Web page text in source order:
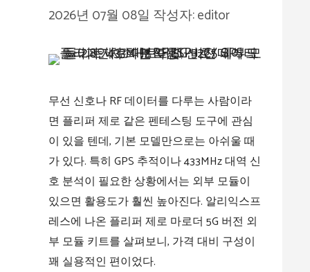
2026년 07월 08일 작성자:editor
무선 신호나 RF 데이터를 다루는 사람이라
면 플리퍼 제로 같은 펜테스팅 도구에 관심
이 있을 텐데, 기본 모델만으로는 아쉬울 때
가 있다. 특히 GPS 추적이나 433MHz 대역 신
호 분석이 필요한 상황에서는 외부 모듈이
있으면 활용도가 훨씬 높아진다. 알리익스프
레스에 나온 플리퍼 제로 마로더 5G 버전 외
부 모듈 키트를 살펴보니, 가격 대비 구성이
꽤 실용적인 편이었다.